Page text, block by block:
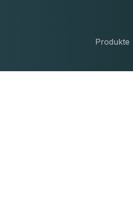
Produkte